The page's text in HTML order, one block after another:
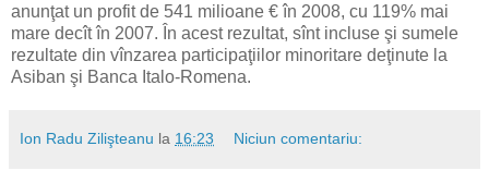
anunţat un profit de 541 milioane € în 2008, cu 119% mai
mare decît în 2007. În acest rezultat, sînt incluse şi sumele
rezultate din vînzarea participaţiilor minoritare deţinute la
Asiban şi Banca Italo-Romena.
Ion Radu Zilişteanu la 16:23 Niciun comentariu: